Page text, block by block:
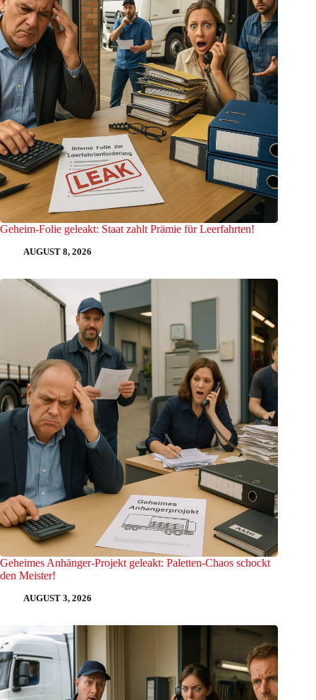
Geheim-Folie geleakt: Staat zahlt Prämie für Leerfahrten!
AUGUST 8, 2026
Geheimes Anhänger-Projekt geleakt: Paletten-Chaos schockt
den Meister!
AUGUST 3, 2026